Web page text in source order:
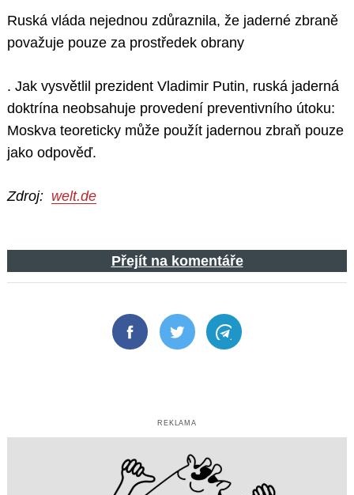
Ruská vláda nejednou zdůraznila, že jaderné zbraně
považuje pouze za prostředek obrany
. Jak vysvětlil prezident Vladimir Putin, ruská jaderná
doktrína neobsahuje provedení preventivního útoku:
Moskva teoreticky může použít jadernou zbraň pouze
jako odpověď.
Zdroj: welt.de
Přejít na komentáře
FacebookTwitter Telegram
REKLAMA